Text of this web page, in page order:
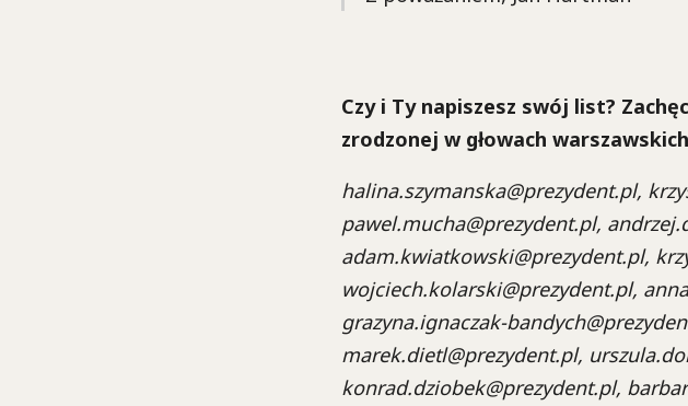
Czy i Ty napiszesz swój list?
zrodzonej w głowach
halina.szymanska@prezydent.pl,
pawel.mucha@prezydent.pl,
adam.kwiatkowski@prezydent.pl,
wojciech.kolarski@prezydent.pl,
grazyna.ignaczak-
marek.dietl@prezydent.pl,
konrad.dziobek@prezydent.pl,